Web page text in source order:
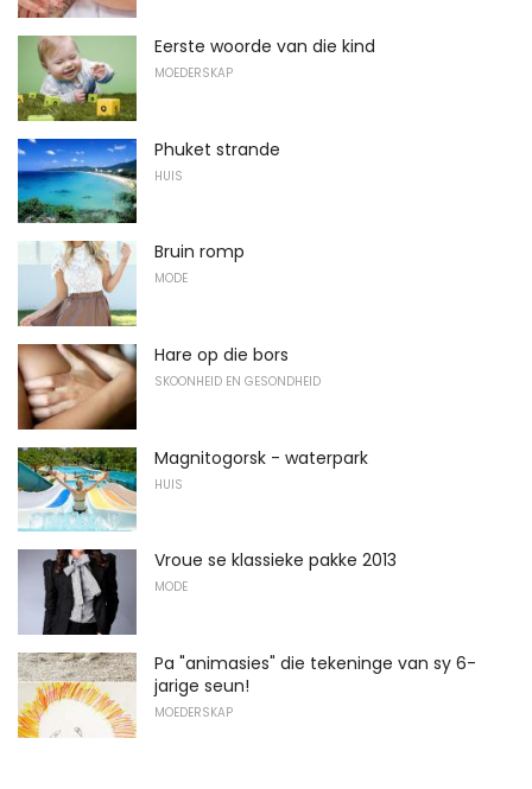
Eerste woorde van die kind
MOEDERSKAP
Phuket strande
HUIS
Bruin romp
MODE
Hare op die bors
SKOONHEID EN GESONDHEID
Magnitogorsk - waterpark
HUIS
Vroue se klassieke pakke 2013
MODE
Pa "animasies" die tekeninge van sy 6-
jarige seun!
MOEDERSKAP